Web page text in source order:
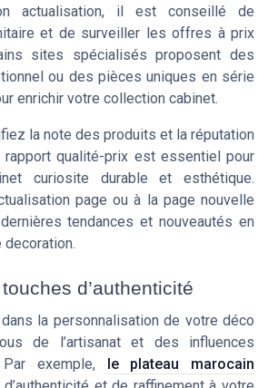
actualisation, il est conseillé de
et de surveiller les offres à prix
sites spécialisés proposent des
ou des pièces uniques en série
enrichir votre collection cabinet.
la note des produits et la réputation
rapport qualité-prix est essentiel pour
curiosite durable et esthétique.
page ou à la page nouvelle
tendances et nouveautés en
d’authenticité
la personnalisation de votre déco
de l’artisanat et des influences
Par exemple, le plateau marocain